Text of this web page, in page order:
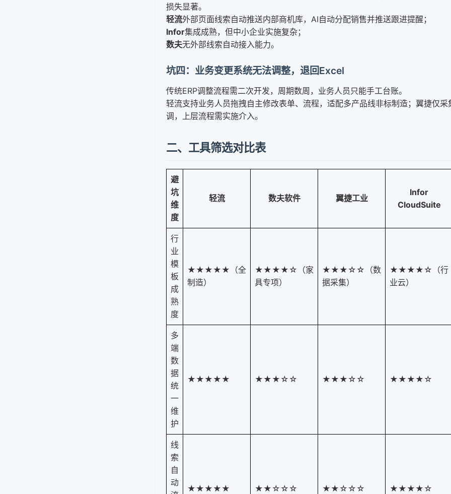
损失显著。
轻流外部页面线索自动推送内部商机库，AI自动分配销售并推送跟进提醒；
Infor集成成熟，但中小企业实施复杂；
数夫无外部线索自动接入能力。
坑四：业务变更系统无法调整，退回Excel
传统ERP调整流程需二次开发，周期数周，业务人员只能手工台账。
轻流支持业务人员拖拽自主修改表单、流程，适配多产品线非标制造；翼捷仅采
调，上层流程需实施介入。
二、工具筛选对比表
避
坑
维
度
轻流 数夫软件 翼捷工业
Infor
CloudSuite
行
业
模
板
成
熟
度
★★★★★（全
制造）
★★★★☆（家
具专项）
★★★☆☆（数
据采集）
★★★★☆（行
业云）
多
端
数
据
统
一
维
护
★★★★★ ★★★☆☆ ★★★☆☆ ★★★★☆
线
索
自
动
★★★★★ ★★☆☆☆ ★★☆☆☆ ★★★★☆